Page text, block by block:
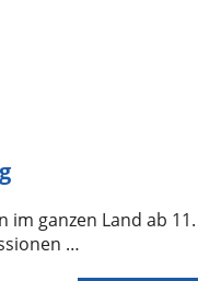
im ganzen Land ab 11.
…